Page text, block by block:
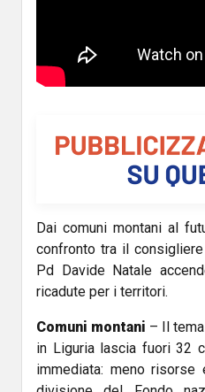
Dai comuni montani al
confronto tra il
Pd Davide Natale
ricadute per i territori.
Comuni montani – Il
in Liguria lascia fuori 32
immediata: meno risorse